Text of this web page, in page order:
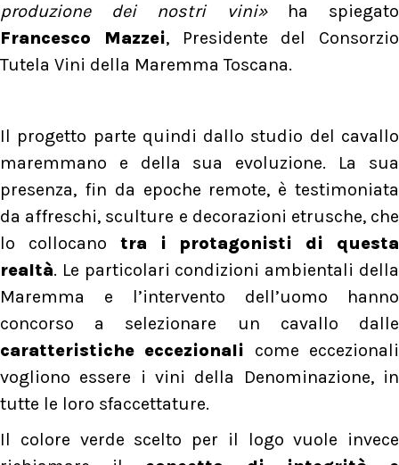
produzione dei nostri vini»ha spiegato
Francesco Mazzei, Presidente del Consorzio
Tutela Vini della Maremma Toscana.
Il progetto parte quindi dallo studio del cavallo
maremmano e della sua evoluzione. La sua
presenza, fin da epoche remote, è testimoniata
da affreschi, sculture e decorazioni etrusche, che
lo collocano tra i protagonisti di questa
realtà. Le particolari condizioni ambientali della
Maremma e l’intervento dell’uomo hanno
concorso a selezionare un cavallo dalle
caratteristiche eccezionali come eccezionali
vogliono essere i vini della Denominazione, in
tutte le loro sfaccettature.
Il colore verde scelto per il logo vuole invece